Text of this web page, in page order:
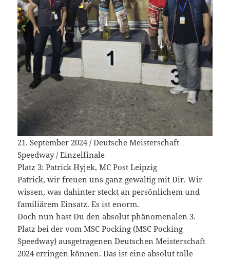
21. September 2024 / Deutsche Meisterschaft
Speedway / Einzelfinale
Platz 3: Patrick Hyjek, MC Post Leipzig
Patrick, wir freuen uns ganz gewaltig mit Dir. Wir
wissen, was dahinter steckt an persönlichem und
familiärem Einsatz. Es ist enorm.
Doch nun hast Du den absolut phänomenalen 3.
Platz bei der vom MSC Pocking (MSC Pocking
Speedway) ausgetragenen Deutschen Meisterschaft
2024 erringen können. Das ist eine absolut tolle